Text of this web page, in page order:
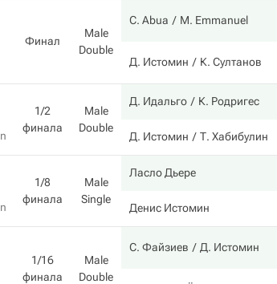
Финал
Male
Double
C. Abua M. Emmanuel
Д. Истомин К. Султанов
1/2
финала
Male
Double
Д. Идальго К. Родригес
Д. Истомин Т. Хабибулин
1/8
финала
Male
Single
Ласло Дьере
Денис Истомин
1/16
финала
Male
Double
С. Файзиев Д. Истомин